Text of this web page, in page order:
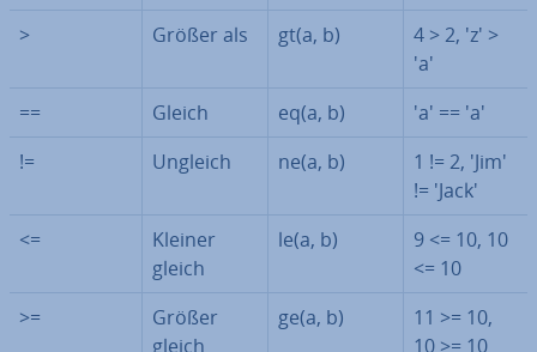
>
Größer als gt(a, b)
4 > 2, 'z' >
'a'
==
Gleich eq(a, b)
'a' == 'a'
!=
Ungleich ne(a, b)
1 != 2, 'Jim'
!= 'Jack'
<=
Kleiner
gleich
le(a, b)
9 <= 10, 10
<= 10
>=
Größer
gleich
ge(a, b)
11 >= 10,
10 >= 10